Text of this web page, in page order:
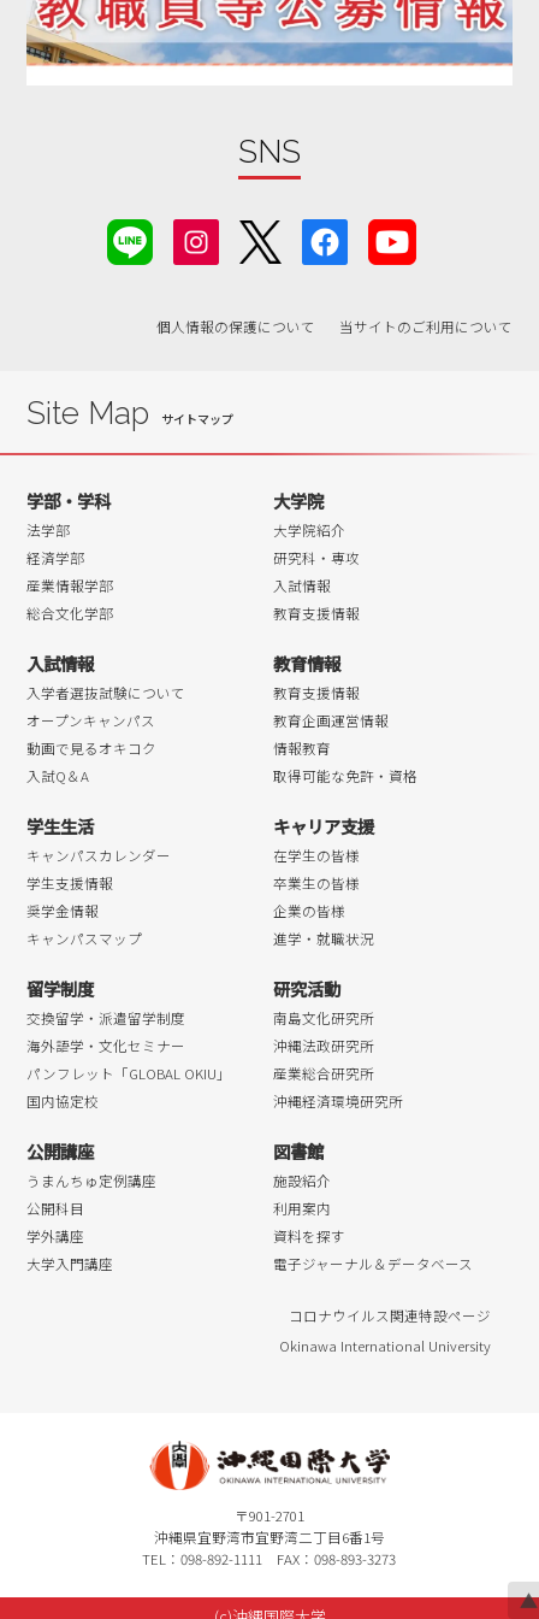
2019年09月
2019年08月
2019年04月
2019年03月
2018年11月
2018年08月
2018年07月
2018年06月
2018年05月
2018年04月
▲
SNS
個人情報の保護について 当サイトのご利用について
Site Map
学部・学科
法学部
経済学部
産業情報学部
総合文化学部
大学院
大学院紹介
研究科・専攻
入試情報
教育支援情報
入試情報
入学者選抜試験について
オープンキャンパス
動画で見るオキコク
入試Q＆A
教育情報
教育支援情報
教育企画運営情報
情報教育
取得可能な免許・資格
学生生活
キャンパスカレンダー
学生支援情報
奨学金情報
キャンパスマップ
キャリア支援
在学生の皆様
卒業生の皆様
企業の皆様
進学・就職状況
留学制度
交換留学・派遣留学制度
海外語学・文化セミナー
パンフレット「GLOBAL OKIU」
国内協定校
研究活動
南島文化研究所
沖縄法政研究所
産業総合研究所
沖縄経済環境研究所
公開講座
うまんちゅ定例講座
公開科目
学外講座
大学入門講座
図書館
施設紹介
利用案内
資料を探す
電子ジャーナル＆データベース
コロナウイルス関連特設ページ
Okinawa International University
〒901-2701
沖縄県宜野湾市宜野湾二丁目6番1号
TEL：098-892-1111 FAX：098-893-3273